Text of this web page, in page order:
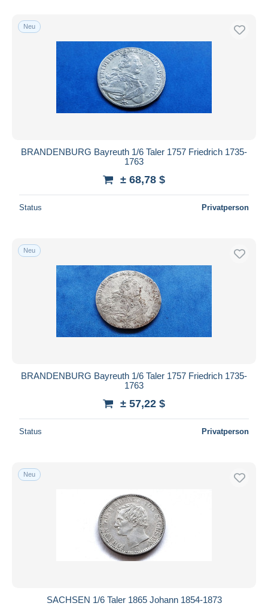
Kostenloser Versand
Banküberweisung
Mastercard
Gesamte Auswahl aufheben
Wohnsitz des Verkäufers
Übernehmen
Neu
BRANDENBURG Bayreuth 1/6 Taler 1757 Friedrich 1735-
1763
± 68,78 $
Status Privatperson
Neu
BRANDENBURG Bayreuth 1/6 Taler 1757 Friedrich 1735-
1763
± 57,22 $
Status Privatperson
Neu
SACHSEN 1/6 Taler 1865 Johann 1854-1873